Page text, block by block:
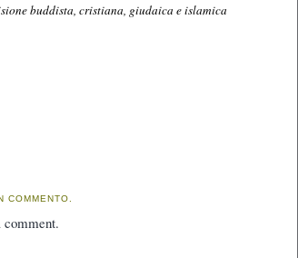
buddista, cristiana, giudaica e islamica
comment.